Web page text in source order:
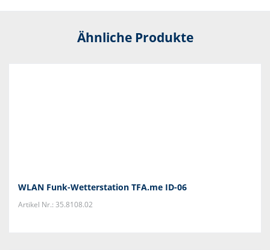
Ähnliche Produkte
WLAN Funk-Wetterstation TFA.me ID-06
Artikel Nr.: 35.8108.02